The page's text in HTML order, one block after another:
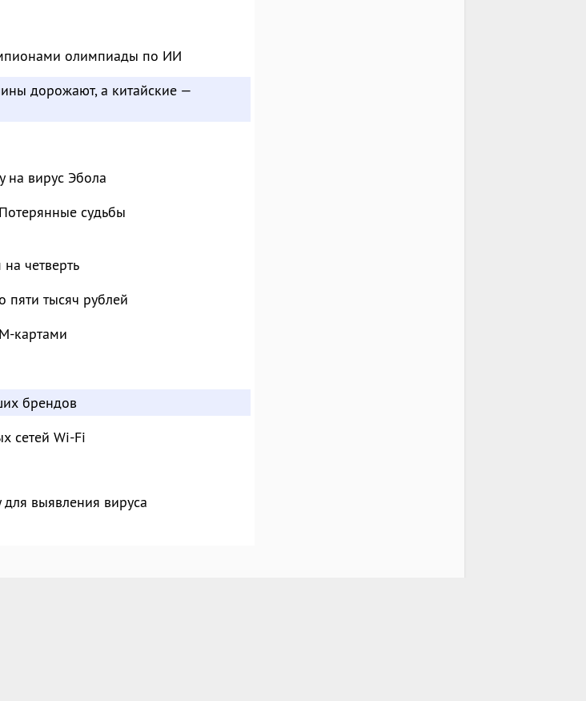
олимпиады по ИИ
дорожают, а китайские —
на вирус Эбола
судьбы
четверть
тысяч рублей
картами
брендов
сетей Wi-Fi
для выявления вируса